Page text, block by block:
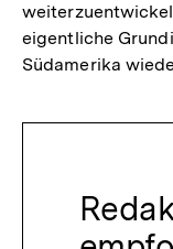
eigentliche
Südamerika